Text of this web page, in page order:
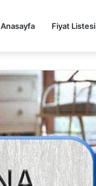
Anasayfa Fiyat Listesi